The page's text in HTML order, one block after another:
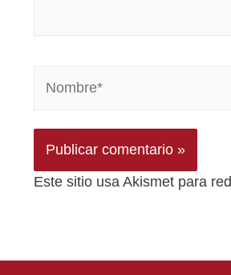
Este sitio usa Akismet para